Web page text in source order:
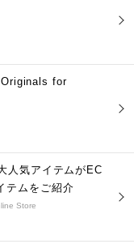
Originals for
人気アイテムがEC
テムをご紹介
Store